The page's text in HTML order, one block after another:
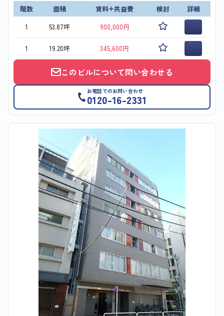
階数 面積 賃料+共益費 検討
詳細
1
53.87坪 900,000円
1 19.20坪 345,600円
このビルについて問い合わせる
お電話でのお問い合わせ
0120-16-2331